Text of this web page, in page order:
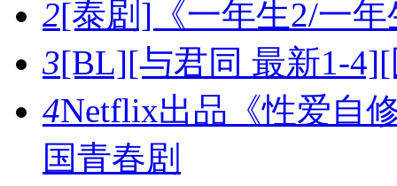
2[泰剧]《一年生2/一
3[BL][与君同 最新1-
4Netflix出品《性爱自
国青春剧